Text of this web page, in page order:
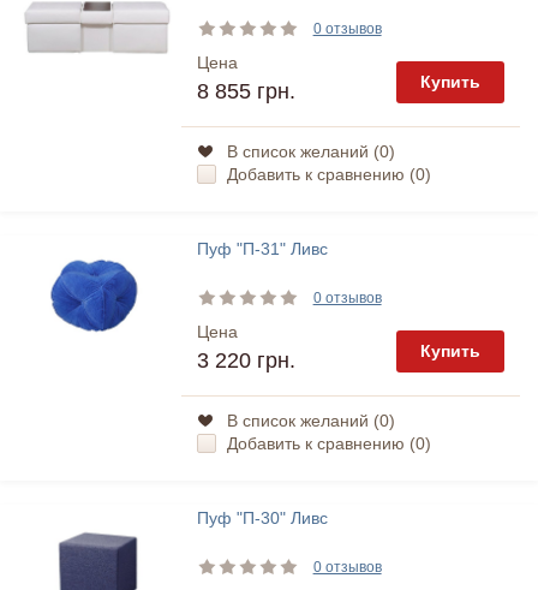
0 отзывов
Цена
8 855 грн. Купить
В список желаний (0)
Добавить к сравнению (0)
Пуф "П-31" Ливс
0 отзывов
Цена
3 220 грн. Купить
В список желаний (0)
Добавить к сравнению (0)
Пуф "П-30" Ливс
0 отзывов